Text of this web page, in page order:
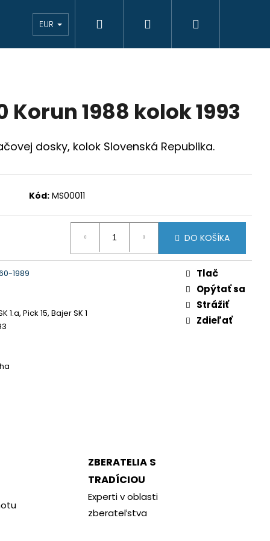
eAukcie bankovky VÝKUP Novinky
EUR Hľadať Prihlásenie
Korun 1988 kolok 1993
dosky, kolok Slovenská Republika.
Kód: MS00011
DO KOŠÍKA
1989
1.a, Pick 15, Bajer SK 1
Tlač
Opýtať sa
Strážiť
Zdieľať
ZBERATELIA S
TRADÍCIOU
Experti v oblasti
zberateľstva
1769 B EVM-D